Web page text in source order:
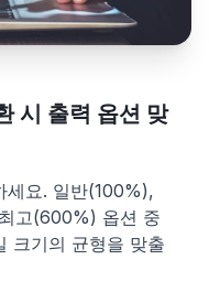
시 출력 옵션 맞
세요. 일반(100%),
고(600%) 옵션 중
크기의 균형을 맞출